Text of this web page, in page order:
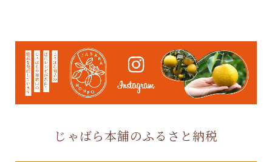
じゃばら本舗のふるさと納税